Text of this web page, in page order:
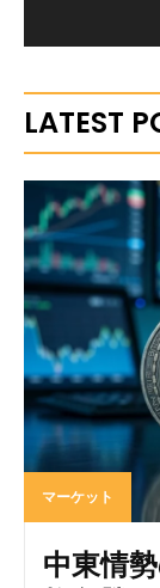
LATEST
マーケット
中東情